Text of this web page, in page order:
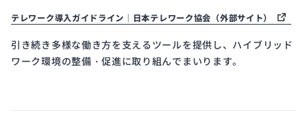
電子
ISMS
テレワーク導入ガイドライン｜日本テレワーク協会（外部サイト）
引き続き多様な働き方を支えるツールを提供し、ハイブリッド
ワーク環境の整備・促進に取り組んでまいります。